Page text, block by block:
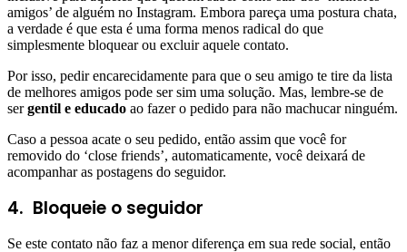
amigos’ de alguém no Instagram. Embora pareça uma postura chata,
a verdade é que esta é uma forma menos radical do que
simplesmente bloquear ou excluir aquele contato.
Por isso, pedir encarecidamente para que o seu amigo te tire da lista
de melhores amigos pode ser sim uma solução. Mas, lembre-se de
sergentil e educado ao fazer o pedido para não machucar ninguém.
Caso a pessoa acate o seu pedido, então assim que você for
removido do ‘close friends’, automaticamente, você deixará de
acompanhar as postagens do seguidor.
4. Bloqueie o seguidor
Se este contato não faz a menor diferença em sua rede social, então